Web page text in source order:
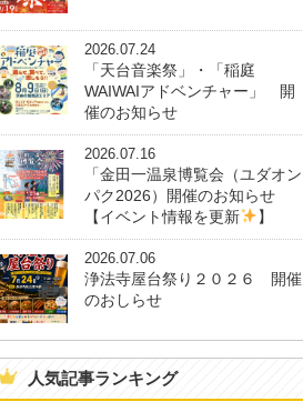
2026.07.24
「天台音楽祭」・「稲庭
WAIWAIアドベンチャー」 開
催のお知らせ
2026.07.16
「金田一温泉博覧会（ユダオン
パク2026）開催のお知らせ
【イベント情報を更新
】
2026.07.06
浄法寺屋台祭り２０２６ 開催
のおしらせ
人気記事ランキング